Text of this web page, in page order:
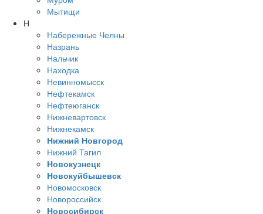
Мытищи
Н
Набережные Челны
Назрань
Нальчик
Находка
Невинномысск
Нефтекамск
Нефтеюганск
Нижневартовск
Нижнекамск
Нижний Новгород
Нижний Тагил
Новокузнецк
Новокуйбышевск
Новомосковск
Новороссийск
Новосибирск